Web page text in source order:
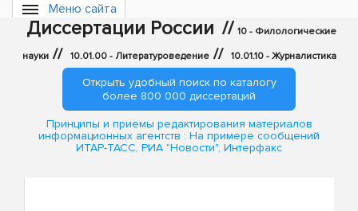
Меню сайта
Диссертации России // 10 - Филологические
науки // 10.01.00 - Литературоведение // 10.01.10 - Журналистика
Открыть удобный поиск по каталогу
более 800 000 диссертаций
Принципы и приемы редактирования материалов
информационных агентств : На примере сообщений
ИТАР-ТАСС, РИА "Новости", Интерфакс